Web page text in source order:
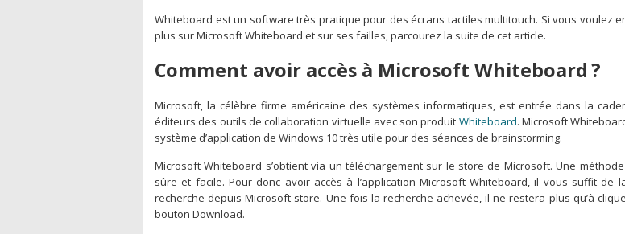
Whiteboard est un software très pratique pour des écrans tactiles multitouch. Si vous voulez
plus sur Microsoft Whiteboard et sur ses failles, parcourez la suite de cet article.
Comment avoir accès à Microsoft Whiteboard ?
Microsoft, la célèbre firme américaine des systèmes informatiques, est entrée dans la
éditeurs des outils de collaboration virtuelle avec son produit Whiteboard. Microsoft
système d’application de Windows 10 très utile pour des séances de brainstorming.
Microsoft Whiteboard s’obtient via un téléchargement sur le store de Microsoft. Une
sûre et facile. Pour donc avoir accès à l’application Microsoft Whiteboard, il vous suffit de
recherche depuis Microsoft store. Une fois la recherche achevée, il ne restera plus qu’à
bouton Download.